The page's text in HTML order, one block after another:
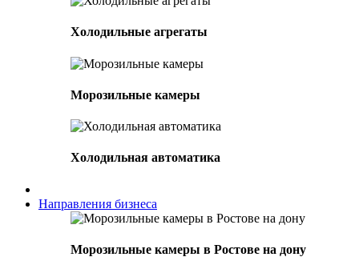
Холодильные агрегаты
Морозильные камеры
Холодильная автоматика
Направления бизнеса
Морозильные камеры в Ростове на дону